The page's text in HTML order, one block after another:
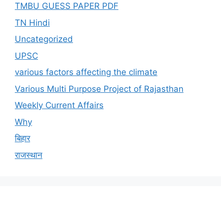
TMBU GUESS PAPER PDF
TN Hindi
Uncategorized
UPSC
various factors affecting the climate
Various Multi Purpose Project of Rajasthan
Weekly Current Affairs
Why
बिहार
राजस्थान